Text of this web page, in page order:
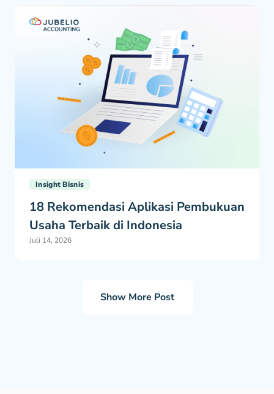
Insight Bisnis
18 Rekomendasi Aplikasi Pembukuan
Usaha Terbaik di Indonesia
Juli 14, 2026
Show More Post